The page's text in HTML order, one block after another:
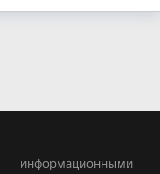
почта